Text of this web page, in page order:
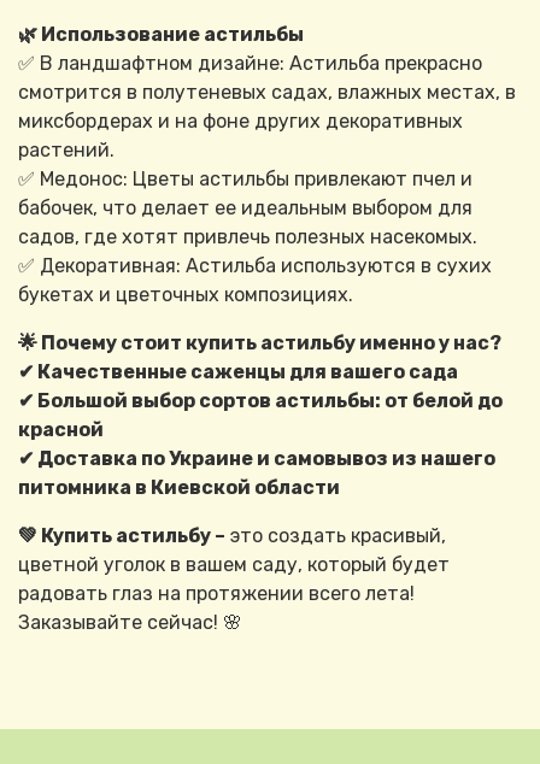
🌿 Использование астильбы
✅ В ландшафтном дизайне: Астильба прекрасно
смотрится в полутеневых садах, влажных местах, в
миксбордерах и на фоне других декоративных
растений.
✅ Медонос: Цветы астильбы привлекают пчел и
бабочек, что делает ее идеальным выбором для
садов, где хотят привлечь полезных насекомых.
✅ Декоративная: Астильба используются в сухих
букетах и цветочных композициях.
🌟 Почему стоит купить астильбу именно у нас?
✔ Качественные саженцы для вашего сада
✔ Большой выбор сортов астильбы: от белой до
красной
✔ Доставка по Украине и самовывоз из нашего
питомника в Киевской области
💚 Купить астильбу – это создать красивый,
цветной уголок в вашем саду, который будет
радовать глаз на протяжении всего лета!
Заказывайте сейчас! 🌸